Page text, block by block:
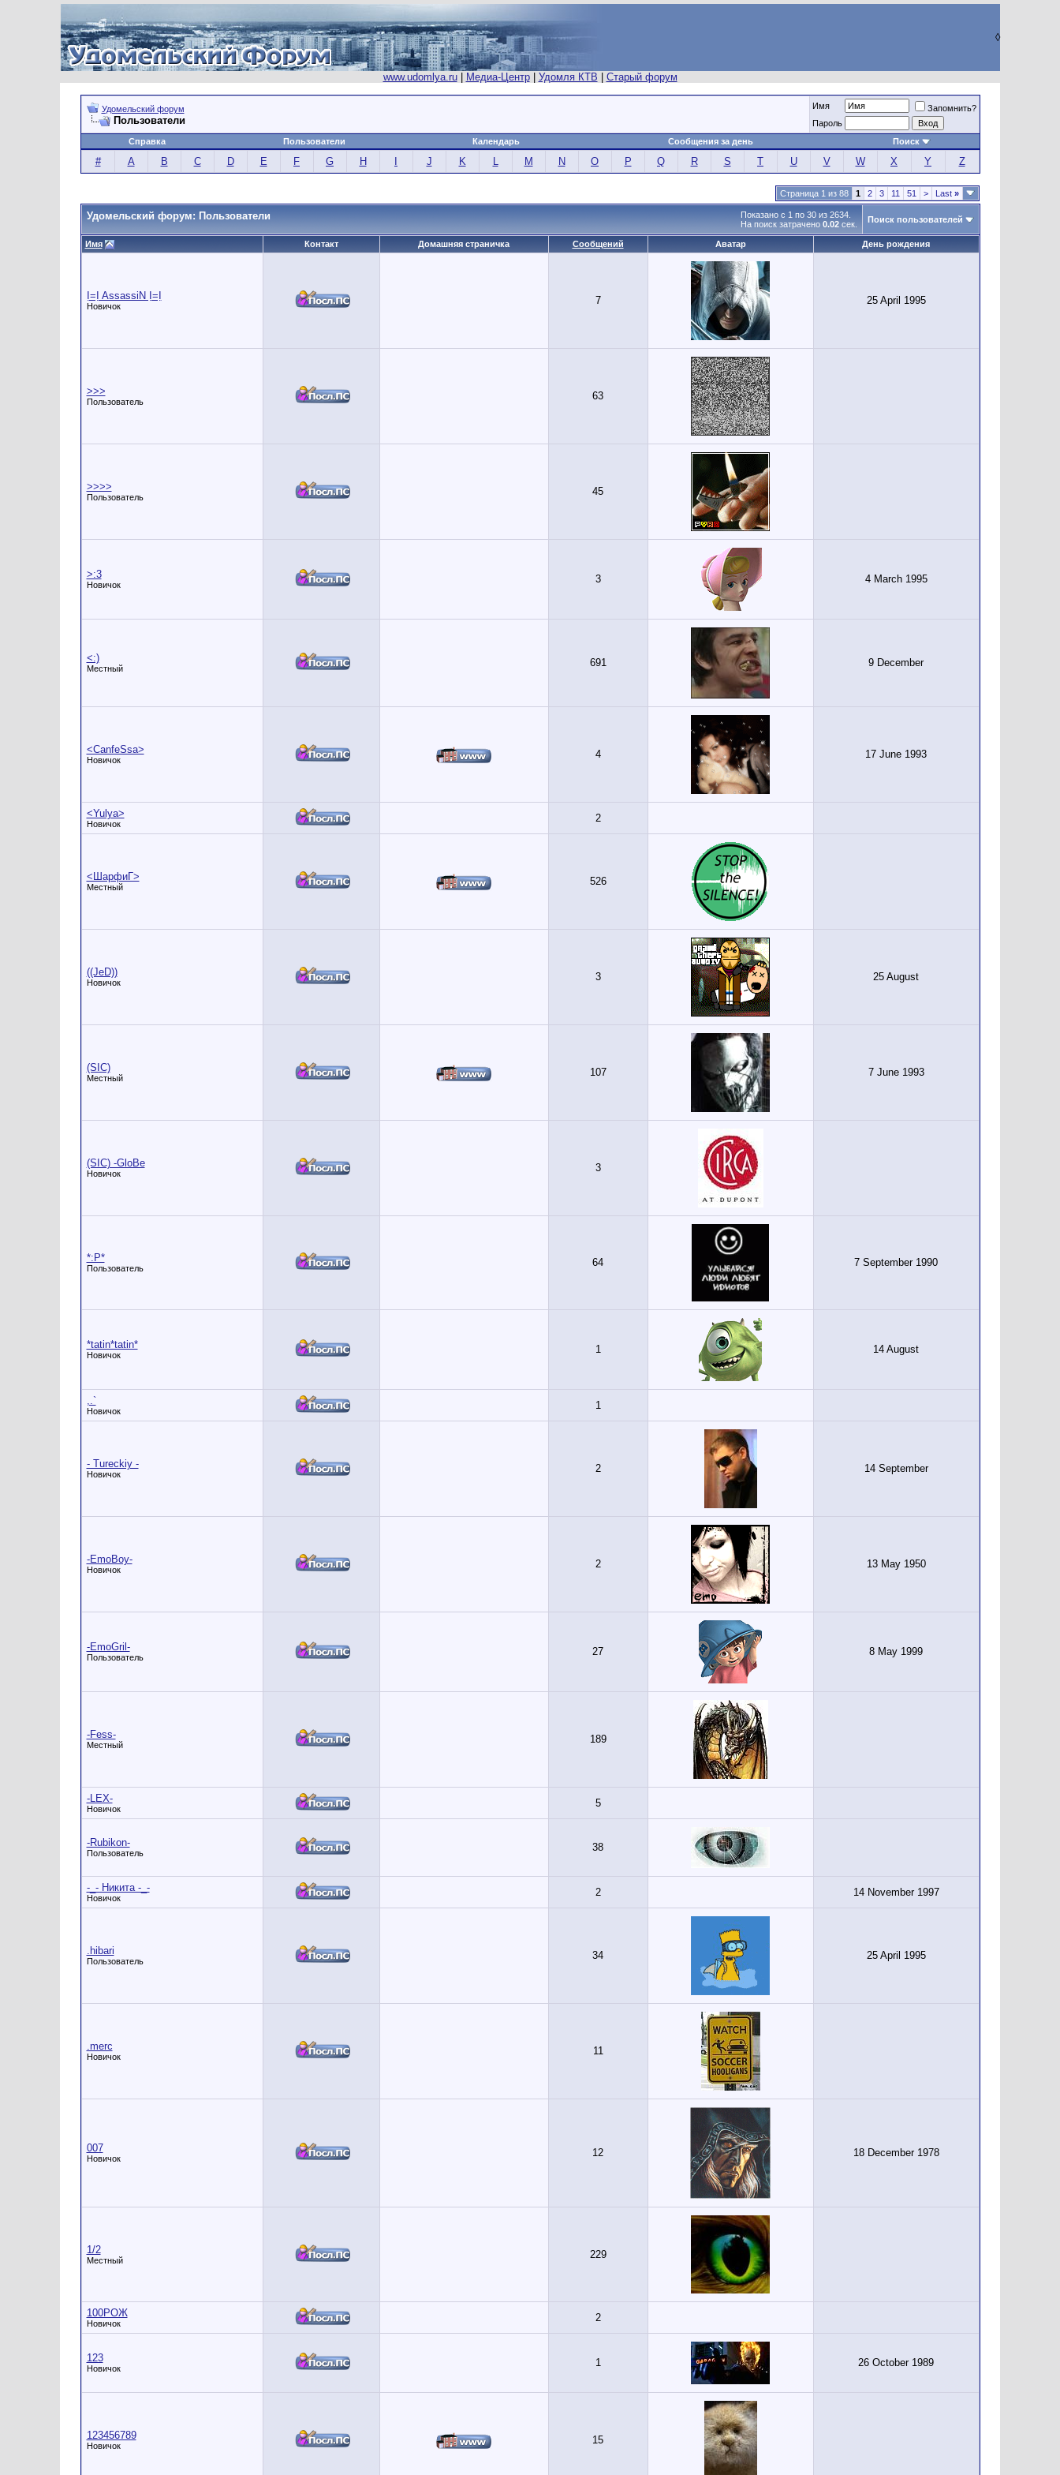
◊
www.udomlya.ru| Медиа-Центр| Удомля КТВ Старый форум
Удомельский форум
Пользователи
Имя
Запомнить?
Пароль
Справка
Пользователи Календарь Сообщения за день Поиск
# A B C D E F G H J K L M N O P Q R S T U V W X Y Z
Страница 1 из 88 1 2 3 11 51 > Last»
Показано с 1 по 30 из 2634.
На поиск затрачено 0.02сек.
Удомельский форум: Пользователи Поиск пользователей
Имя Контакт Домашняя страничка Сообщений Аватар День рождения
Ị=Ị AssassiN Ị=Ị
Новичок 7 25 April 1995
>>>
Пользователь 63
>>>>
Пользователь 45
>:3
Новичок 3 4 March 1995
<:)
Местный 691 9 December
<CanfeSsa>
Новичок 4 17 June 1993
<Yulya>
Новичок 2
<ШарфиГ>
Местный 526
((JeD))
Новичок 3 25 August
(SIC)
Местный 107 7 June 1993
(SIC) -GloBe
Новичок 3
*:P*
Пользователь 64 7 September 1990
*tatin*tatin*
Новичок 1 14 August
,.`
Новичок 1
- Tureckiy -
Новичок 2 14 September
-EmoBoy-
Новичок 2 13 May 1950
-EmoGril-
Пользователь 27 8 May 1999
-Fess-
Местный 189
-LEX-
Новичок 5
-Rubikon-
Пользователь 38
-_- Никита -_-
Новичок 2 14 November 1997
.hibari
Пользователь 34 25 April 1995
.merc
Новичок 11
007
Новичок 12 18 December 1978
1/2
Местный 229
100РОЖ
Новичок 2
123
Новичок 1 26 October 1989
123456789
Новичок 15